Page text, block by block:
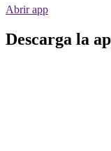
Abrir app
Descarga la